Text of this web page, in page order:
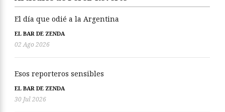
El día que odié a la Argentina
EL BAR DE ZENDA
02 Ago 2026
Esos reporteros sensibles
EL BAR DE ZENDA
30 Jul 2026